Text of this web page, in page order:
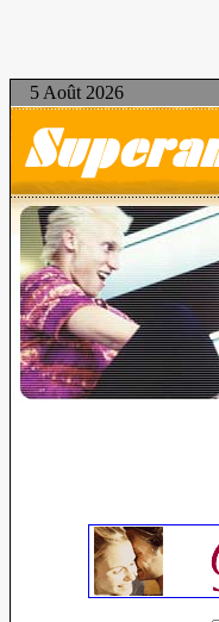
5 Août 2026